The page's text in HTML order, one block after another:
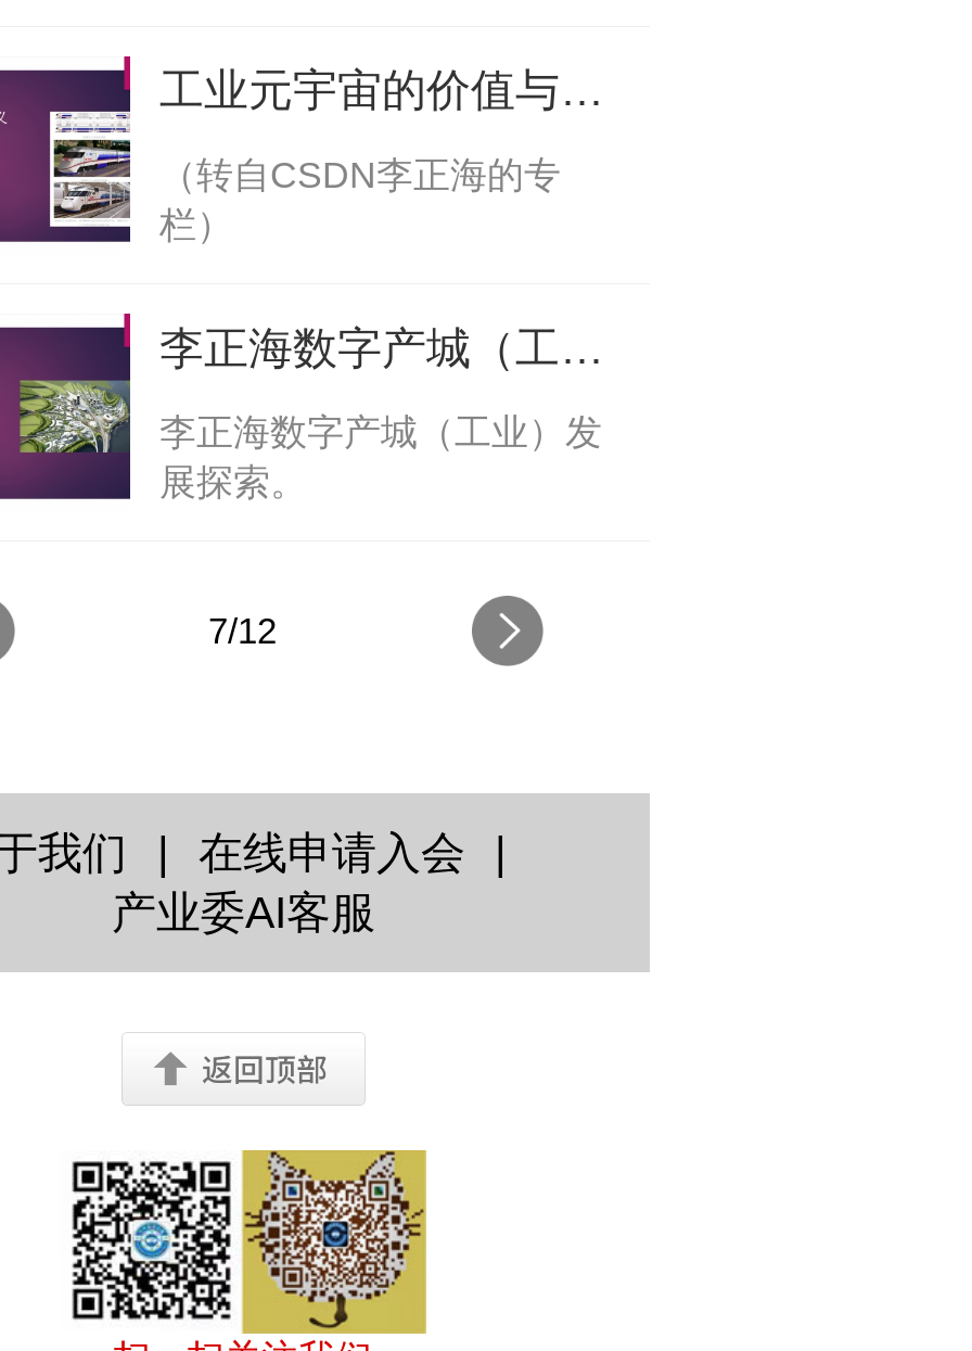
工业元宇宙的价值与意
义
（转自CSDN李正海的专
栏）
李正海数字产城（工
业）发展探索
李正海数字产城（工业）发
展探索。
7/12
我们 | 在线申请入会
|
产业委AI客服